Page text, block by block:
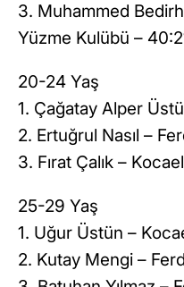
3. Muhammed
Yüzme Kulübü –
20-24 Yaş
1. Çağatay Alper
2. Ertuğrul Nasıl –
3. Fırat Çalık –
25-29 Yaş
1. Uğur Üstün –
2. Kutay Mengi –